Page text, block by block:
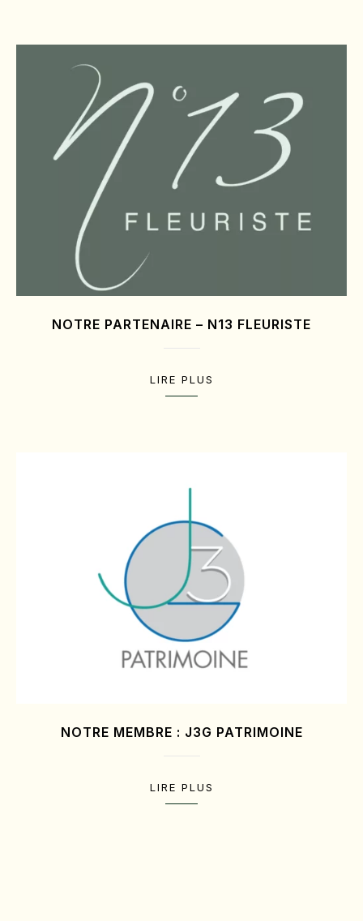
NOTRE PARTENAIRE – N13 FLEURISTE
LIRE PLUS
NOTRE MEMBRE : J3G PATRIMOINE
LIRE PLUS